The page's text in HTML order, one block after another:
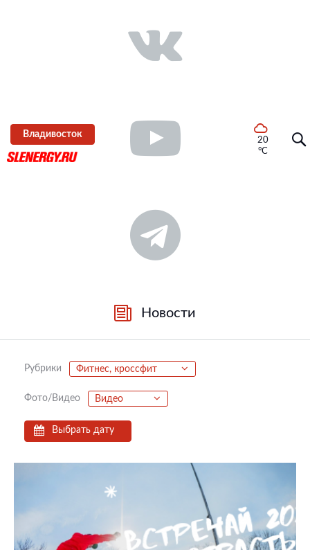
Владивосток
20
°C
Новости
Рубрики Фитнес, кроссфит
Фото/Видео Видео
Выбрать дату